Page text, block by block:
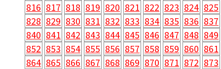
816 817 818 819 820 821 822 823 824 825
828 829 830 831 832 833 834 835 836 837
840 841 842 843 844 845 846 847 848 849
852 853 854 855 856 857 858 859 860 861
864 865 866 867 868 869 870 871 872 873